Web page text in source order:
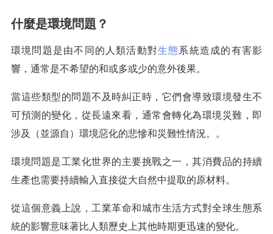
什麼是環境問題？
環境問題是由不同的人類活動對生態系統造成的有害影
響，通常是不希望的和或多或少的意外後果。
當這些類型的問題不及時糾正時，它們會導致環境發生不
可預測的變化，從長遠來看，通常會轉化為環境災難，即
涉及（並源自）環境惡化的悲慘和災難性情況。。
環境問題是工業化世界的主要挑戰之一，其消費品的持續
生產也需要持續輸入直接從大自然中提取的原材料。
從這個意義上說，工業革命和城市生活方式對全球生態系
統的影響意味著比人類歷史上其他時期更迅速的變化。